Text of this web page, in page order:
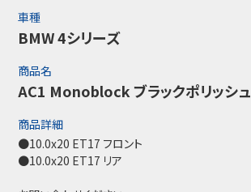
車種
BMW 4シリーズ
商品名
AC1 Monoblock ブラックポリッシュ
商品詳細
●10.0x20 ET17 フロント
●10.0x20 ET17 リア